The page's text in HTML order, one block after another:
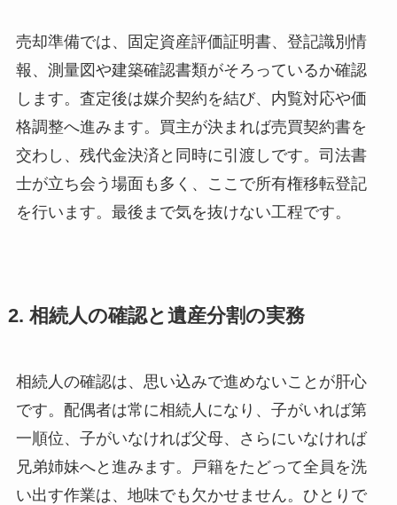
売却準備では、固定資産評価証明書、登記識別情
報、測量図や建築確認書類がそろっているか確認
します。査定後は媒介契約を結び、内覧対応や価
格調整へ進みます。買主が決まれば売買契約書を
交わし、残代金決済と同時に引渡しです。司法書
士が立ち会う場面も多く、ここで所有権移転登記
を行います。最後まで気を抜けない工程です。
2. 相続人の確認と遺産分割の実務
相続人の確認は、思い込みで進めないことが肝心
です。配偶者は常に相続人になり、子がいれば第
一順位、子がいなければ父母、さらにいなければ
兄弟姉妹へと進みます。戸籍をたどって全員を洗
い出す作業は、地味でも欠かせません。ひとりで